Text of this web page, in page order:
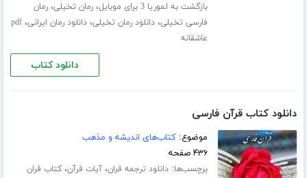
بازگشت به لموریا 3 برای موبایل
،رمان تخیلی،رمان
فارسی تخیلی،دانلود رمان تخیلی،دانلود رمان ایرانی،pdf
عاشقانه
دانلود کتاب
دانلود کتاب قرآن فارسی
موضوع:کتاب‌های اندیشه و مذهب
۴۳۶ صفحه
برچسب‌ها:دانلود ترجمه قران،آیات قرآن،کتاب قران